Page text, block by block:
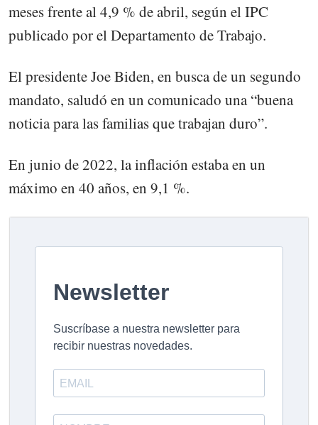
meses frente al 4,9 % de abril, según el IPC
publicado por el Departamento de Trabajo.
El presidente Joe Biden, en busca de un segundo
mandato, saludó en un comunicado una “buena
noticia para las familias que trabajan duro”.
En junio de 2022, la inflación estaba en un
máximo en 40 años, en 9,1 %.